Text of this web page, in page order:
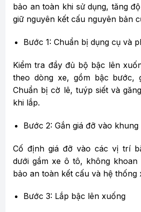
bảo an toàn khi sử dụng, tăng
giữ nguyên kết cấu nguyên bản
Bước 1: Chuẩn bị dụng cụ và
Kiểm tra đầy đủ bộ bậc lên
theo dòng xe, gồm bậc bước,
Chuẩn bị cờ lê, tuýp siết và
khi lắp.
Bước 2: Gắn giá đỡ vào khung
Cố định giá đỡ vào các vị trí
dưới gầm xe ô tô, không khoan
bảo an toàn kết cấu và hệ thống
Bước 3: Lắp bậc lên xuống